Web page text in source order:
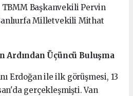
Başkanvekili Pervin
Milletvekili Mithat
Ardından Üçüncü Buluşma
Erdoğan ile ilk görüşmesi, 13
gerçekleşmişti. Van